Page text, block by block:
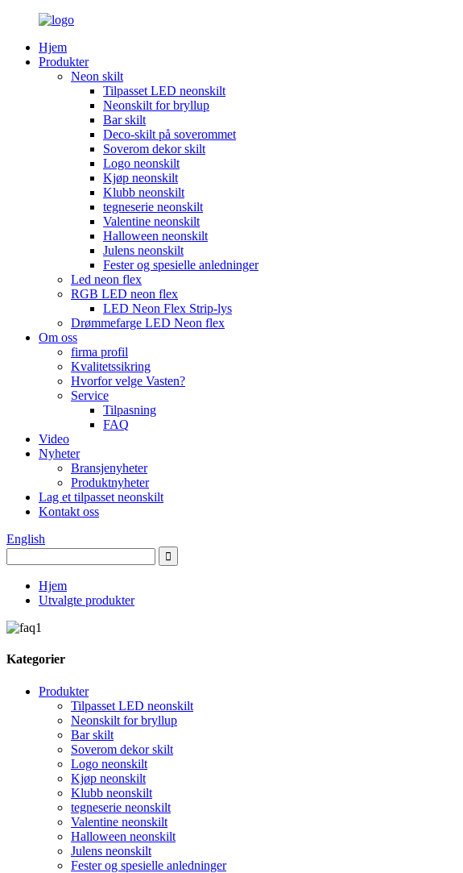
Hjem
Produkter
Neon skilt
Tilpasset LED neonskilt
Neonskilt for bryllup
Bar skilt
Deco-skilt på soverommet
Soverom dekor skilt
Logo neonskilt
Kjøp neonskilt
Klubb neonskilt
tegneserie neonskilt
Valentine neonskilt
Halloween neonskilt
Julens neonskilt
Fester og spesielle anledninger
Led neon flex
RGB LED neon flex
LED Neon Flex Strip-lys
Drømmefarge LED Neon flex
Om oss
firma profil
Kvalitetssikring
Hvorfor velge Vasten?
Service
Tilpasning
FAQ
Video
Nyheter
Bransjenyheter
Produktnyheter
Lag et tilpasset neonskilt
Kontakt oss
English
Hjem
Utvalgte produkter
Kategorier
Produkter
Tilpasset LED neonskilt
Neonskilt for bryllup
Bar skilt
Soverom dekor skilt
Logo neonskilt
Kjøp neonskilt
Klubb neonskilt
tegneserie neonskilt
Valentine neonskilt
Halloween neonskilt
Julens neonskilt
Fester og spesielle anledninger